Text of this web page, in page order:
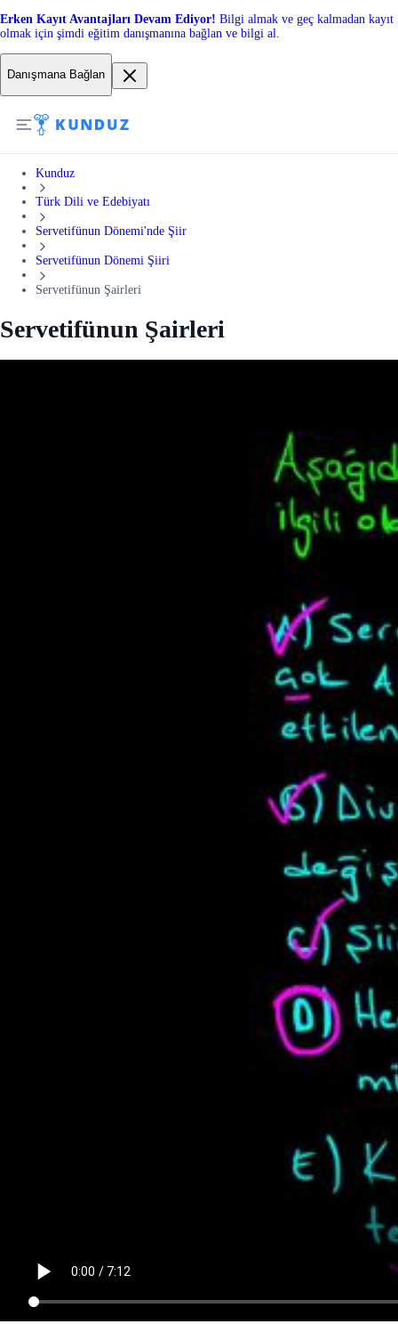
Erken Kayıt Avantajları Devam Ediyor! Bilgi almak ve geç kalmadan kayıt
olmak için şimdi eğitim danışmanına bağlan ve bilgi al.
Danışmana Bağlan
Kunduz
Türk Dili ve Edebiyatı
Servetifünun Dönemi'nde Şiir
Servetifünun Dönemi Şiiri
Servetifünun Şairleri
Servetifünun Şairleri